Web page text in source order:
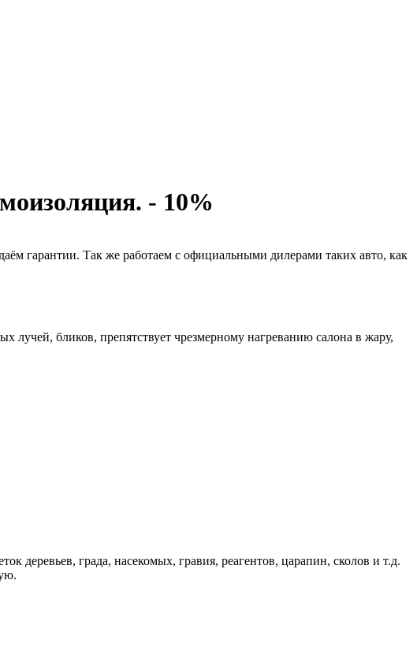
- 10%
гарантии. Так же работаем с официальными дилерами таких авто, как
лучей, бликов, препятствует чрезмерному нагреванию салона в жару,
деревьев, града, насекомых, гравия, реагентов, царапин, сколов и т.д.